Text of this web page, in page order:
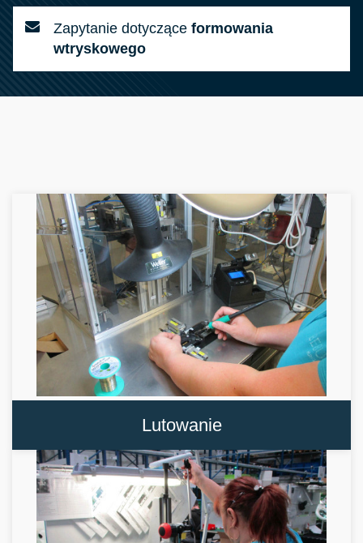
Zapytanie dotyczące formowania
wtryskowego
Lutowanie